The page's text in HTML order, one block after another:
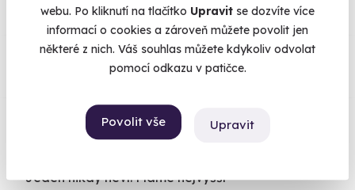
webu. Po kliknutí na tlačítko Upravit se dozvíte více
informací o cookies a zároveň můžete povolit jen
některé z nich. Váš souhlas můžete kdykoliv odvolat
pomocí odkazu v patičce.
Povolit vše Upravit
Co si o nás myslí
Vše umíme pojistit
Jeden nikdy neví. Máme nejvyšší